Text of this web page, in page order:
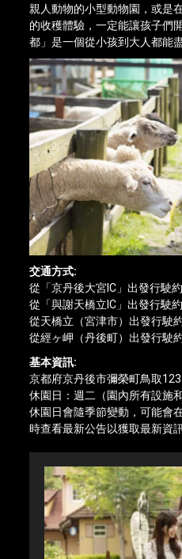
親人動物的小型動物園，或是
的收穫體驗，一定能讓孩子們
都」是一個從小孩到大人都能
交通方式:
從「京丹後大宮IC」出發行駛
從「與謝天橋立IC」出發行駛
從天橋立（宮津市）出發行駛
從經ヶ岬（丹後町）出發行駛
基本資訊:
京都府京丹後市彌榮町鳥取123
休園日：週二（園內所有設施
休園日會隨季節變動，可能會
時查看最新公告以獲取最新資訊